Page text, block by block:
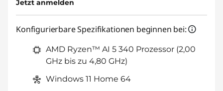
eCoupon :
Der eCoupon ist auf Einheiten mit
Jetzt anmelden
Konfigurierbare Spezifikationen beginnen bei:
AMD Ryzen™ AI 5 340 Prozessor (2,00
GHz bis zu 4,80 GHz)
Windows 11 Home 64